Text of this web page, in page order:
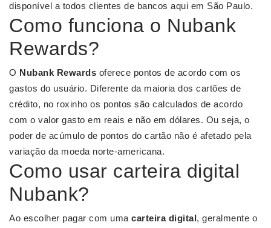
disponível a todos clientes de bancos aqui em São Paulo.
Como funciona o Nubank
Rewards?
O Nubank Rewards oferece pontos de acordo com os
gastos do usuário. Diferente da maioria dos cartões de
crédito, no roxinho os pontos são calculados de acordo
com o valor gasto em reais e não em dólares. Ou seja, o
poder de acúmulo de pontos do cartão não é afetado pela
variação da moeda norte-americana.
Como usar carteira digital
Nubank?
Ao escolher pagar com uma carteira digital, geralmente o